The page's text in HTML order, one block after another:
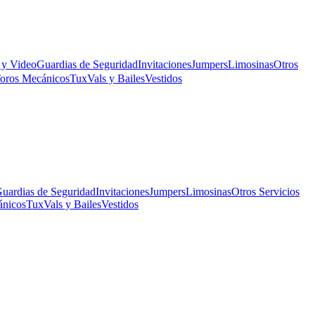
y VideoGuardias de SeguridadInvitacionesJumpersLimosinasOtros
MecánicosTuxVals y BailesVestidos
de SeguridadInvitacionesJumpersLimosinasOtros Servicios
TuxVals y BailesVestidos